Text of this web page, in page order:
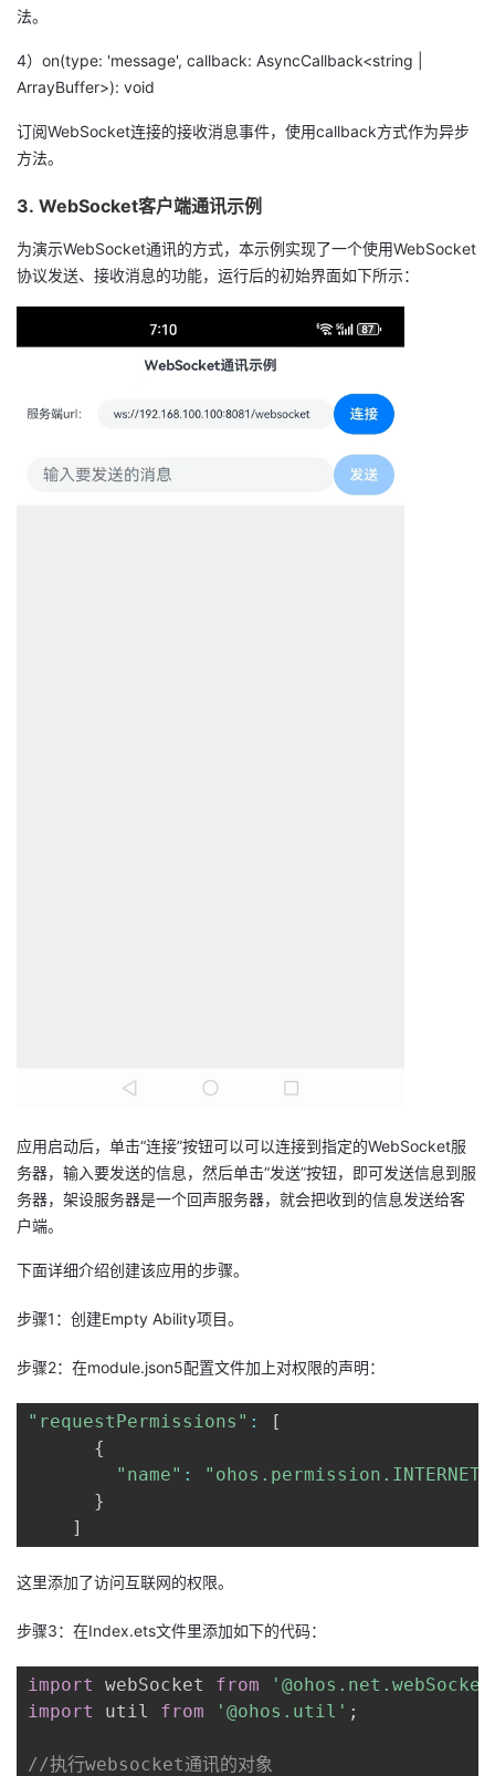
我
的
课
程
我
的
认
我
的
我
藏
的
技
支
我
的
声
议
法。
4）on(type: 'message', callback: AsyncCallback<string |
ArrayBuffer>): void
订阅WebSocket连接的接收消息事件，使用callback方式作为异步
方法。
3. WebSocket客户端通讯示例
为演示WebSocket通讯的方式，本示例实现了一个使用WebSocket
协议发送、接收消息的功能，运行后的初始界面如下所示：
应用启动后，单击“连接”按钮可以可以连接到指定的WebSocket服
务器，输入要发送的信息，然后单击“发送”按钮，即可发送信息到服
务器，架设服务器是一个回声服务器，就会把收到的信息发送给客
户端。
下面详细介绍创建该应用的步骤。
步骤1：创建Empty Ability项目。
步骤2：在module.json5配置文件加上对权限的声明：
"requestPermissions" :
[
{
"name" :
"ohos.permission.INTERNET"
}
]
这里添加了访问互联网的权限。
步骤3：在Index.ets文件里添加如下的代码：
import webSocket from
import
util from '@ohos.util' ;
//执行websocket通讯的对象